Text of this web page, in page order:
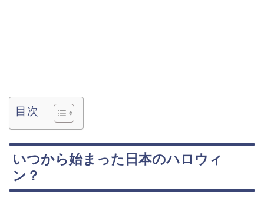
目次
いつから始まった日本のハロウィ
ン？